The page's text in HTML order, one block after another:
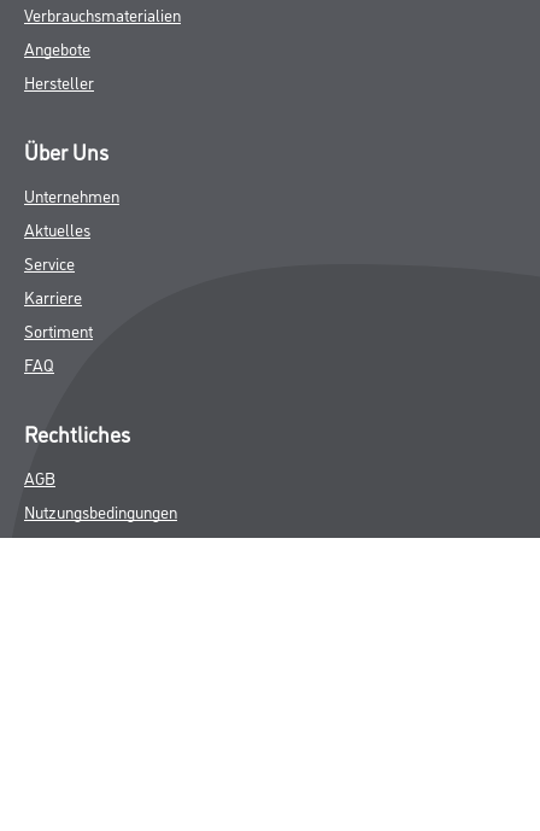
Verbrauchsmaterialien
Angebote
Hersteller
Über Uns
Unternehmen
Aktuelles
Service
Karriere
Sortiment
FAQ
Rechtliches
AGB
Nutzungsbedingungen
Logistik- und Servicepreisliste